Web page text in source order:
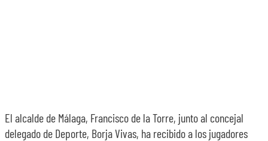
El alcalde de Málaga, Francisco de la Torre, junto al concejal
delegado de Deporte, Borja Vivas, ha recibido a los jugadores